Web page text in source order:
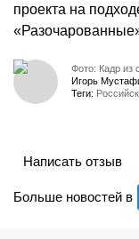
проекта на
Фото: Кадр из
Игорь
Теги:
Больше новостей в
Написать отзыв